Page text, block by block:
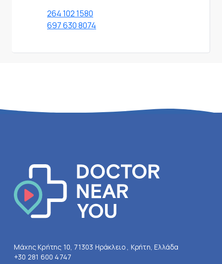
264 102 1580
697 630 8074
Μάχης Κρήτης 10, 71303 Ηράκλειο , Κρήτη, Ελλάδα
+30 281 600 4747